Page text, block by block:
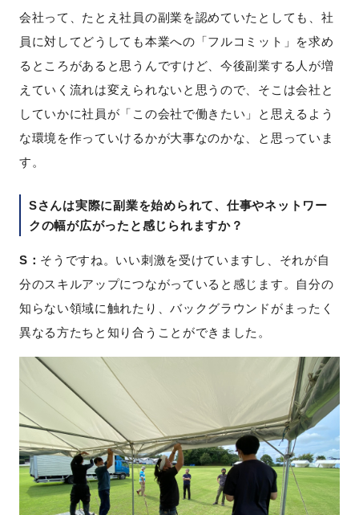
会社って、たとえ社員の副業を認めていたとしても、社
員に対してどうしても本業への「フルコミット」を求め
るところがあると思うんですけど、今後副業する人が増
えていく流れは変えられないと思うので、そこは会社と
していかに社員が「この会社で働きたい」と思えるよう
な環境を作っていけるかが大事なのかな、と思っていま
す。
Sさんは実際に副業を始められて、仕事やネットワー
クの幅が広がったと感じられますか？
S： そうですね。いい刺激を受けていますし、それが自
分のスキルアップにつながっていると感じます。自分の
知らない領域に触れたり、バックグラウンドがまったく
異なる方たちと知り合うことができました。